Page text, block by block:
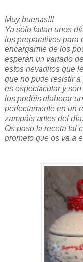
Muy buenas!!!
Ya sólo faltan unos
los preparativos para
encargarme de los
esperan un variado
estos nevaditos que
que no pude resistir
es espectacular y
los podéis elaborar
perfectamente en un
zampáis antes del día.
Os paso la receta tal
prometo que os va a